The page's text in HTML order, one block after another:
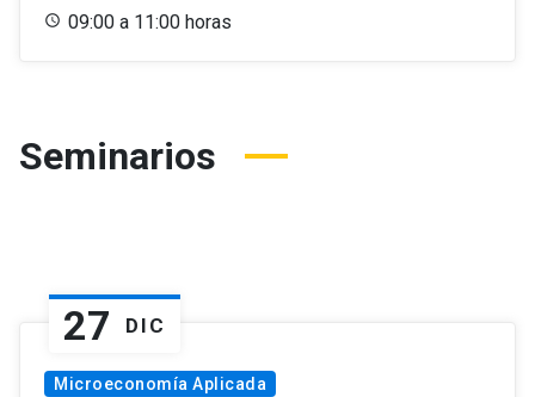
09:00 a 11:00 horas
Seminarios
27 DIC
Microeconomía Aplicada